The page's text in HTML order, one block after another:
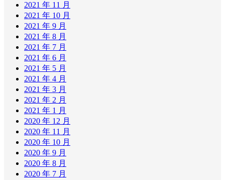
2021 年 11 月
2021 年 10 月
2021 年 9 月
2021 年 8 月
2021 年 7 月
2021 年 6 月
2021 年 5 月
2021 年 4 月
2021 年 3 月
2021 年 2 月
2021 年 1 月
2020 年 12 月
2020 年 11 月
2020 年 10 月
2020 年 9 月
2020 年 8 月
2020 年 7 月